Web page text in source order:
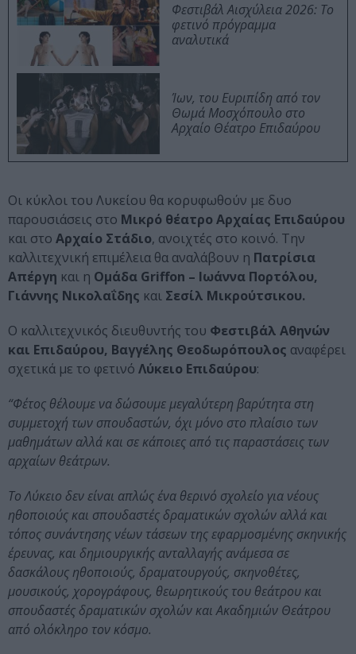
Φεστιβάλ Αισχύλεια 2026: Το
φετινό πρόγραμμα
αναλυτικά
Ίων, του Ευριπίδη από τον
Θωμά Μοσχόπουλο στο
Αρχαίο Θέατρο Επιδαύρου
Οι κύκλοι του Λυκείου θα κορυφωθούν με δυο
παρουσιάσεις στο Μικρό θέατρο Αρχαίας Επιδαύρου
και στο Αρχαίο Στάδιο, ανοιχτές στο κοινό. Την
καλλιτεχνική επιμέλεια θα αναλάβουν η Πατρίσια
Απέργη και η Ομάδα Griffon – Ιωάννα Πορτόλου,
Γιάννης Νικολαΐδης και Σεσίλ Μικρούτσικου.
Ο καλλιτεχνικός διευθυντής του Φεστιβάλ Αθηνών
και Επιδαύρου, Βαγγέλης Θεοδωρόπουλος αναφέρει
σχετικά με το φετινό Λύκειο Επιδαύρου:
“Φέτος θέλουμε να δώσουμε μεγαλύτερη βαρύτητα στη
συμμετοχή των σπουδαστών, όχι μόνο στο πλαίσιο των
μαθημάτων αλλά και σε κάποιες από τις παραστάσεις των
αρχαίων θεάτρων.
Το Λύκειο δεν είναι απλώς ένα θερινό σχολείο για νέους
ηθοποιούς και σπουδαστές δραματικών σχολών αλλά και
τόπος συνάντησης νέων τάσεων της εφαρμοσμένης σκηνικής
έρευνας, και δημιουργικής ανταλλαγής ανάμεσα σε
δασκάλους ηθοποιούς, δραματουργούς, σκηνοθέτες,
μουσικούς, χορογράφους, θεωρητικούς του θεάτρου και
σπουδαστές δραματικών σχολών και Ακαδημιών Θεάτρου
από ολόκληρο τον κόσμο.